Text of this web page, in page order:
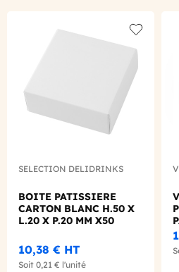
SELECTION DELIDRINKS
BOITE PATISSIERE
CARTON BLANC H.50 X
L.20 X P.20 MM X50
10,38 € HT
Soit 0,21 € l'unité